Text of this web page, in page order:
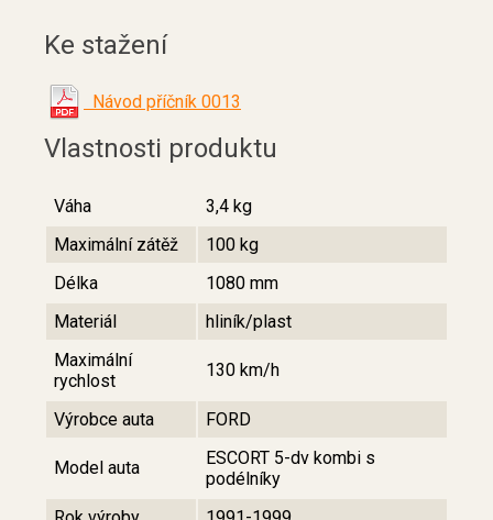
Ke stažení
Návod příčník 0013
Vlastnosti produktu
Váha
3,4 kg
Maximální zátěž
100 kg
Délka
1080 mm
Materiál
hliník/plast
Maximální
rychlost
130 km/h
Výrobce auta FORD
Model auta
ESCORT 5-dv kombi s
podélníky